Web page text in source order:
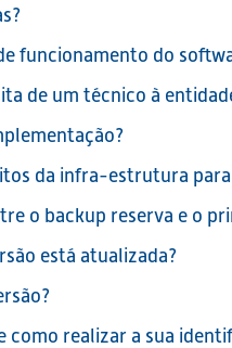
funcionamento do
de um técnico à
da infra-estrutura
o backup reserva e o
está atualizada?
como realizar a sua